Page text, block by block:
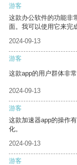
游客
这款办公软件的功能非
面。我可以使用它来完
2024-09-13
游客
这款app的用户群体非
2024-09-13
游客
这款加速器app的操作
化。
2024-09-13
游客